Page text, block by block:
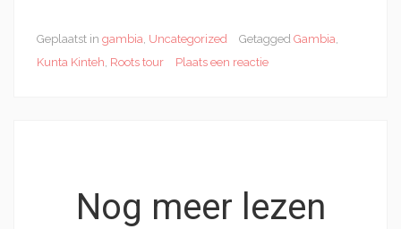
Geplaatst in gambia Uncategorized Getagged Gambia
Kunta Kinteh Roots tour Plaats een reactie
Nog meer lezen